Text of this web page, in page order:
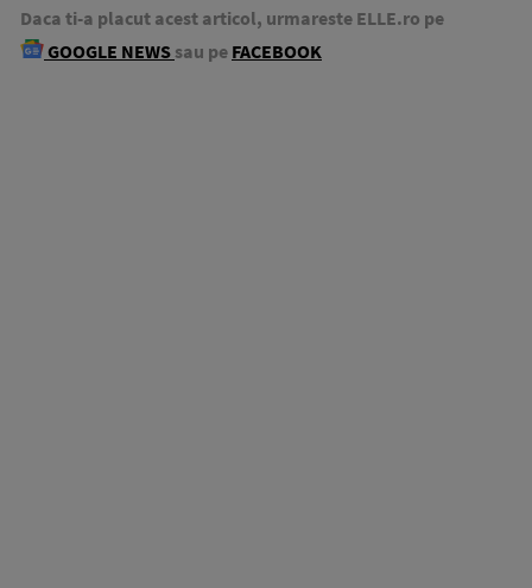
Daca ti-a placut acest articol, urmareste ELLE.ro pe
GOOGLE NEWS sau pe FACEBOOK